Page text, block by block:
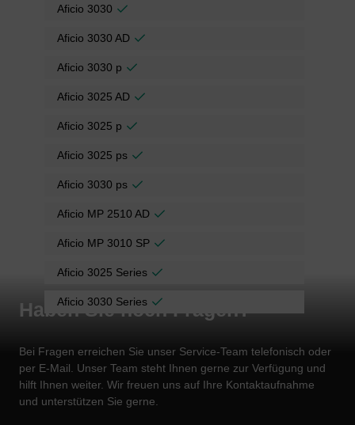
Aficio 3030
Aficio 3030 AD
Aficio 3030 p
Aficio 3025 AD
Aficio 3025 p
Aficio 3025 ps
Aficio 3030 ps
Aficio MP 2510 AD
Aficio MP 3010 SP
Aficio 3025 Series
Aficio 3030 Series
Haben Sie noch Fragen?
Bei Fragen erreichen Sie unser Service-Team telefonisch oder
per E-Mail. Unser Team steht Ihnen gerne zur Verfügung und
hilft Ihnen weiter. Wir freuen uns auf Ihre Kontaktaufnahme
und unterstützen Sie gerne.